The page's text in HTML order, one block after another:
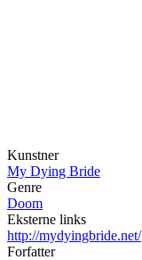
Kunstner
My Dying Bride
Genre
Doom
Eksterne links
http://mydyingbride.net/
Forfatter